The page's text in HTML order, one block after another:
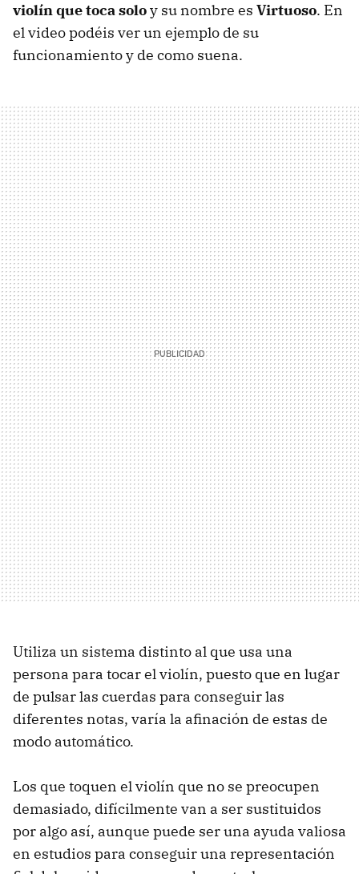
violín que toca soloy su nombre es Virtuoso. En
el video podéis ver un ejemplo de su
funcionamiento y de como suena.
Utiliza un sistema distinto al que usa una
persona para tocar el violín, puesto que en lugar
de pulsar las cuerdas para conseguir las
diferentes notas, varía la afinación de estas de
modo automático.
Los que toquen el violín que no se preocupen
demasiado, difícilmente van a ser sustituidos
por algo así, aunque puede ser una ayuda valiosa
en estudios para conseguir una representación